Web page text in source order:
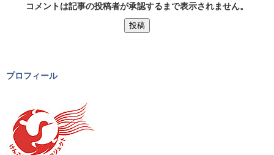
コメントは記事の投稿者が承認するまで表示されません。
プロフィール